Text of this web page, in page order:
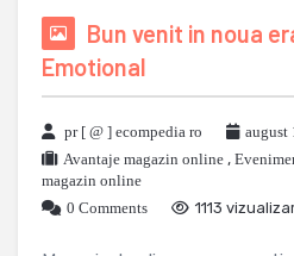
Bun venit in noua
Emotional
pr [ @ ] ecompedia ro
august
Avantaje magazin online ,
magazin online
0 Comments
1113